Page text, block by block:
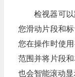
检视器可
您滑动片段和
您在操作时使
范围并将片段
也会智能滚动显